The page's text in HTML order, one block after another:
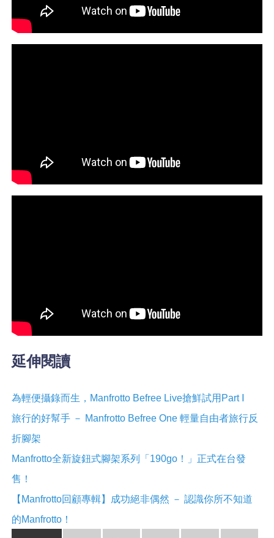
延伸閱讀
為輕便攝錄而生，Manfrotto Befree Live搶鮮試用Part Ⅰ
旅行的好幫手 － Manfrotto Befree One 輕量自由者旅行反
折腳架
Manfrotto全新旋鈕式腳架系列「190go！」正式在台發
售！
【Manfrotto回顧專輯】成功絕非偶然 － 認識你所不知道
的Manfrotto！